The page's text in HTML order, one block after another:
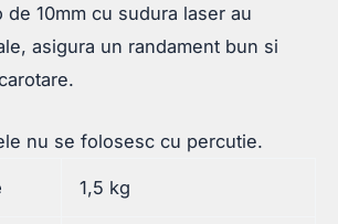
de 10mm cu sudura laser au
asigura un randament bun si
nu se folosesc cu percutie.
1,5 kg